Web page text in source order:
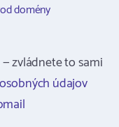
domény
zvládnete to sami
údajov